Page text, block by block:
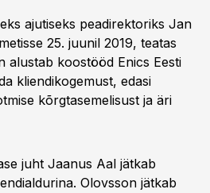
ajutiseks peadirektoriks Jan
25. juunil 2019, teatas
alustab koostööd Enics Eesti
kliendikogemust, edasi
kõrgtasemelisust ja äri
juht Jaanus Aal jätkab
Olovsson jätkab